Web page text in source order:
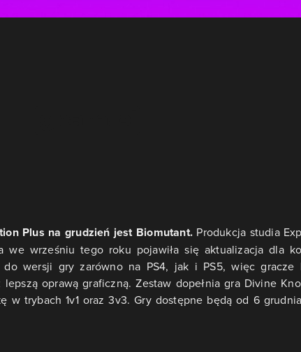
Plus na grudzień jest Biomutant. Produkcja studia
we wrześniu tego roku pojawiła się aktualizacja dla
do wersji gry zarówno na PS4, jak i PS5, więc gracze
oprawą graficzną. Zestaw dopełnia gra Divine
w trybach 1v1 oraz 3v3. Gry dostępne będą od 6